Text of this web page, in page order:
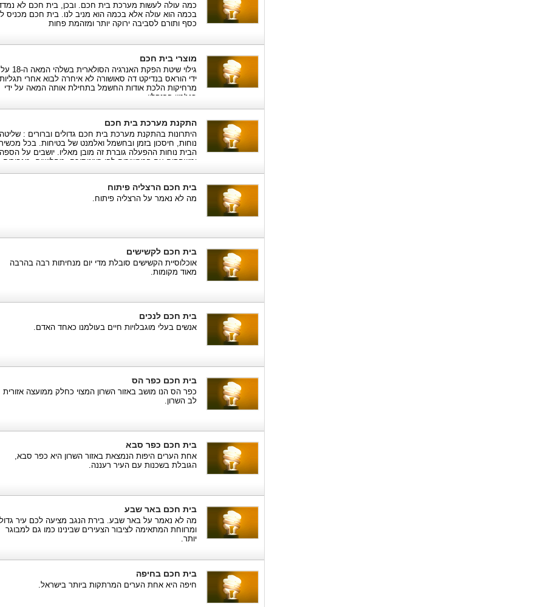
כמה עולה לעשות מערכת בית חכם. ובכן, בית חכם לא
בכמה הוא עולה אלא בכמה הוא מניב לנו. בית חכם מכניס
כסף ותורם לסביבה ירוקה יותר ומזהמת פחות
מוצרי בית חכם
גילוי שיטת הפקת האנרגיה הסולארית בשלהי המאה ה-18 על
ידי הוראס בנדיקט דה סאושורה לא איחרה לבוא אחרי
מרחיקות הלכת אודות החשמל בתחילת אותה המאה על ידי
בנג'מין פרנקלין.
התקנת מערכת בית חכם
היתרונות בהתקנת מערכת בית חכם גדולים וברורים :
נוחות, חיסכון בזמן ובחשמל ואלמנט של בטיחות. בכל
הבית נוחות ההפעלה גוברת זה מובן מאליו. יושבים על הספה
ומשחקים עם המכשירים לפי רצונותיכם. מחלישים, מגבירים,
בית חכם הרצליה פיתוח
מה לא נאמר על הרצליה פיתוח.
בית חכם לקשישים
אוכלוסיית הקשישים סובלת מדי יום מנחיתות רבה בהרבה
מאוד מקומות.
בית חכם לנכים
אנשים בעלי מוגבלויות חיים בעולמנו כאחד האדם.
בית חכם כפר הס
כפר הס הנו מושב באזור השרון המצוי כחלק ממועצה אזורית
לב השרון.
בית חכם כפר סבא
אחת הערים היפות הנמצאת באזור השרון היא כפר סבא,
הגובלת בשכנות עם העיר רעננה.
בית חכם באר שבע
מה לא נאמר על באר שבע. בירת הנגב מציעה לכם עיר
ומרווחת המתאימה לציבור הצעירים שבינינו כמו גם למבוגר
יותר.
בית חכם בחיפה
חיפה היא אחת הערים המרתקות ביותר בישראל.